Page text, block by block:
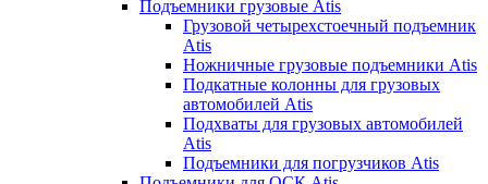
Подъемники грузовые Atis
Грузовой четырехстоечный подъемник
Atis
Ножничные грузовые подъемники Atis
Подкатные колонны для грузовых
автомобилей Atis
Подхваты для грузовых автомобилей
Atis
Подъемники для погрузчиков Atis